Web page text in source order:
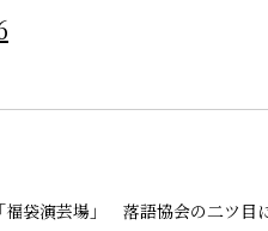
福袋演芸場」 落語協会の二ツ目